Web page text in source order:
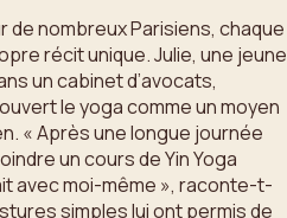
nombreux Parisiens, chaque
récit unique. Julie, une jeune
un cabinet d’avocats,
le yoga comme un moyen
« Après une longue journée
un cours de Yin Yoga
avec moi-même », raconte-t-
simples lui ont permis de